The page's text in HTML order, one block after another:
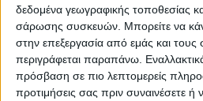
δεδομένα γεωγραφικής τοποθεσίας
σάρωσης συσκευών. Μπορείτε να
στην επεξεργασία από εμάς και
περιγράφεται παραπάνω.
πρόσβαση σε πιο λεπτομερείς
προτιμήσεις σας πριν συναινέσετε ή
ΠΡΟΗΓΟΥΜΕΝΟ ΑΡΘΡΟ
Hμερίδα στο αμφιθέατρο της
σχολής Δασολογίας για τα
κοινωνικά δίκτυα